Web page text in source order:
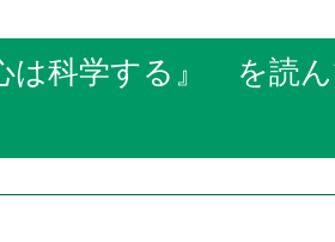
は科学する』 を読